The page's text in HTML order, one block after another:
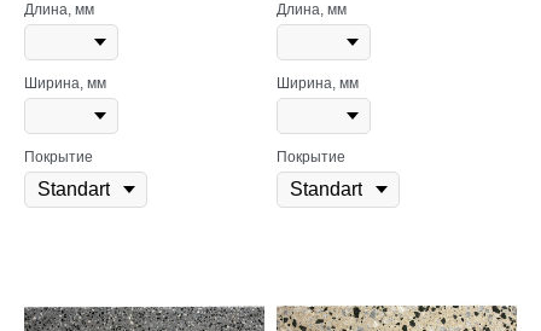
Длина, мм
Ширина, мм
Покрытие
Длина, мм
Ширина, мм
Покрытие